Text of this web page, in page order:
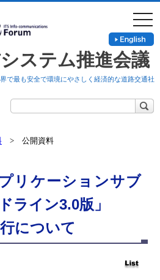
ステム推進会議
で最も安全で環境にやさしく経済的な道路交通社
> 公開資料
リケーションサブ
ライン3.0版」
について